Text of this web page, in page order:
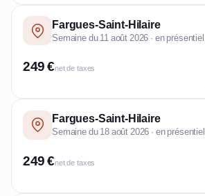
Fargues-Saint-Hilaire
Semaine du 11 août 2026 · en présentiel
249 €net de taxes
Fargues-Saint-Hilaire
Semaine du 18 août 2026 · en présentiel
249 €net de taxes